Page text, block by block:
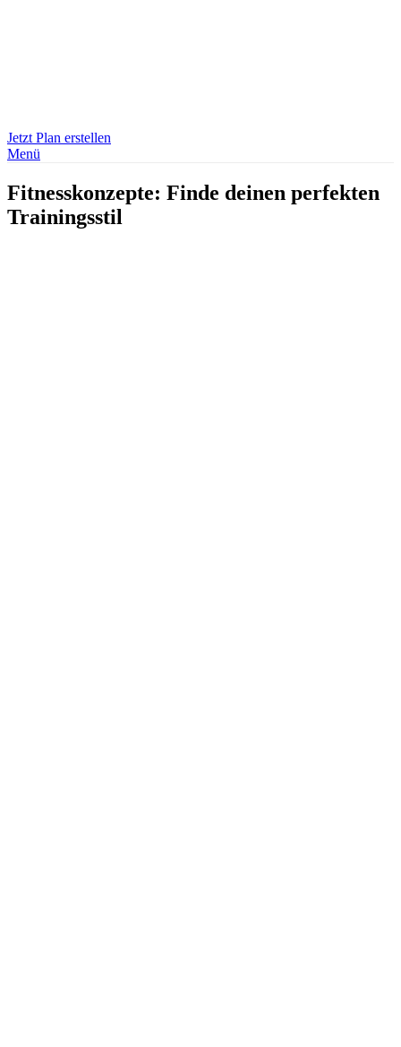
Jetzt Plan erstellen
Menü
Fitnesskonzepte: Finde deinen perfekten
Trainingsstil